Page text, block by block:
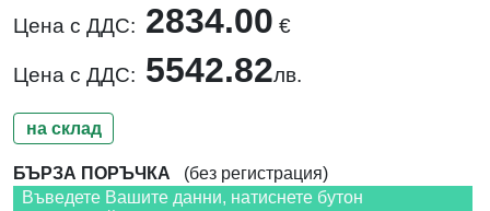
Цена с ДДС: 2834.00 €
Цена с ДДС: 5542.82лв.
на склад
БЪРЗА ПОРЪЧКА (без регистрация)
Въведете Вашите данни, натиснете бутон